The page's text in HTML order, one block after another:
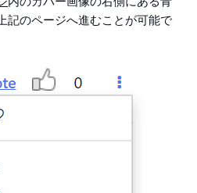
記のページへ進むことが可能で